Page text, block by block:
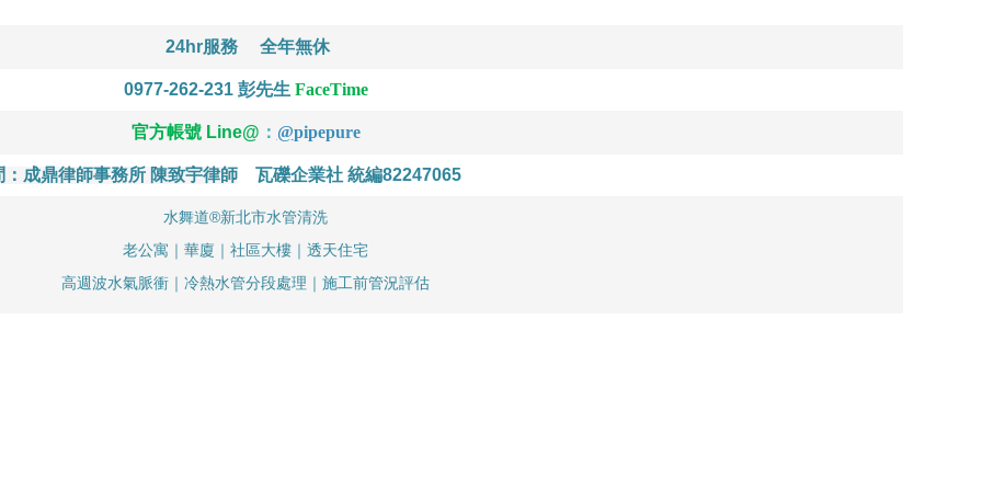
24hr服務 全年無休
0977-262-231 彭先生 FaceTime
官方帳號 Line@ ： @pipepure
：成鼎律師事務所 陳致宇律師 瓦礫企業社 統編82247065
水舞道®新北市水管清洗
老公寓｜華廈｜社區大樓｜透天住宅
高週波水氣脈衝｜冷熱水管分段處理｜施工前管況評估